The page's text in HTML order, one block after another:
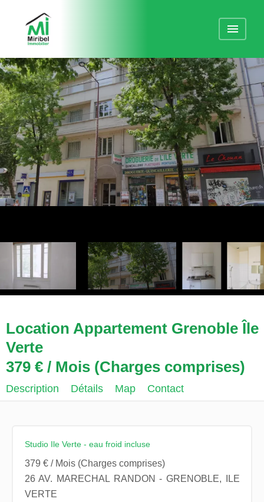
Location Appartement Grenoble Île
Verte
379 € / Mois (Charges comprises)
Description Détails Map Contact
Studio Ile Verte - eau froid incluse
379 € / Mois (Charges comprises)
26 AV. MARECHAL RANDON - GRENOBLE, ILE
VERTE